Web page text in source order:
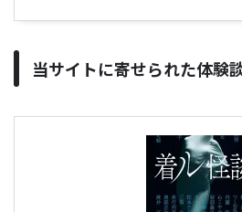
当サイトに寄せられた体験